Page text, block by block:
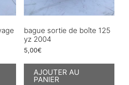
bague sortie de boîte 125
yz 2004
5,00€
AJOUTER AU
PANIER